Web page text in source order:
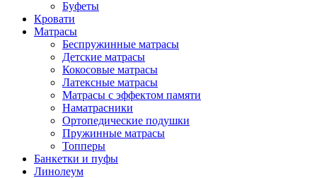
Буфеты
Кровати
Матрасы
Беспружинные матрасы
Детские матрасы
Кокосовые матрасы
Латексные матрасы
Матрасы с эффектом памяти
Наматрасники
Ортопедические подушки
Пружинные матрасы
Топперы
Банкетки и пуфы
Линолеум